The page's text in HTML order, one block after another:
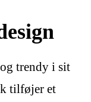
trendy i sit
tilføjer et